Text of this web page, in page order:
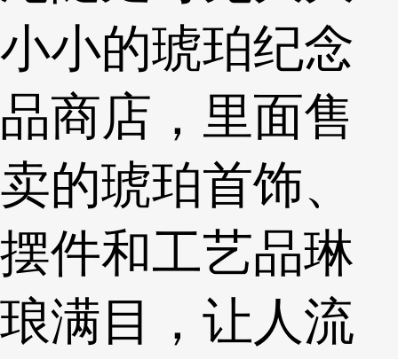
小小的琥珀纪念
品商店，里面售
卖的琥珀首饰、
摆件和工艺品琳
琅满目，让人流